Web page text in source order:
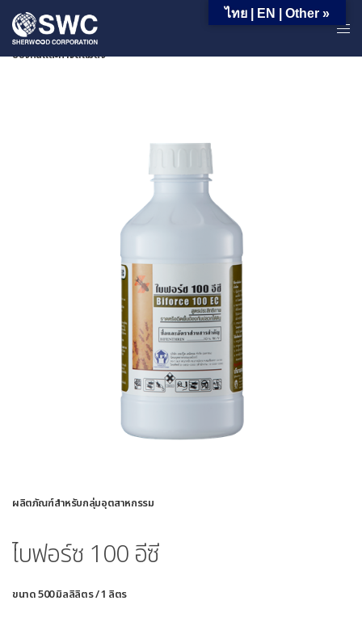
หน้าหลัก | ผลิตภัณฑ์ | ผลิตภัณฑ์สำหรับอุตสาหกรรม | กลุ่มสินค้าในงาน
ป้องกันและกำจัดแมลง
ผลิตภัณฑ์สำหรับกลุ่มอุตสาหกรรม
ไบฟอร์ซ 100 อีซี
ขนาด 500 มิลลิลิตร / 1 ลิตร
ไทย | EN | Other »